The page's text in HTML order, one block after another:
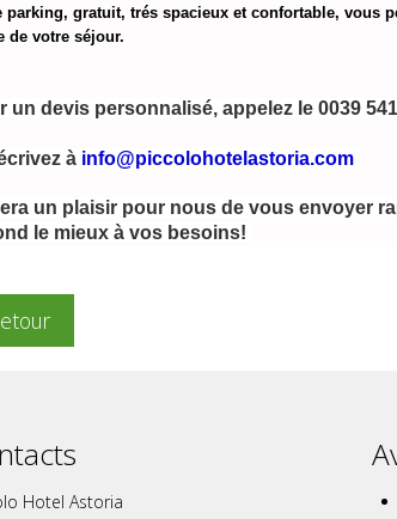
parking, gratuit, trés spacieux et confortable, vous
de votre séjour.
un devis personnalisé, appelez le 0039
à info@piccolohotelastoria.com
un plaisir pour nous de vous envoyer
le mieux à vos besoins!
Hotel Astoria